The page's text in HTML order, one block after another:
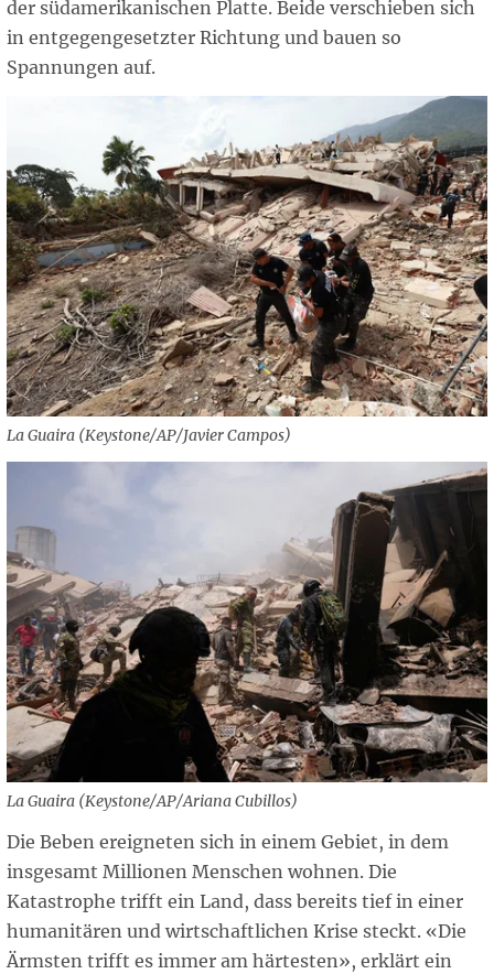
der südamerikanischen Platte. Beide verschieben sich
in entgegengesetzter Richtung und bauen so
Spannungen auf.
La Guaira (Keystone/AP/Javier Campos)
La Guaira (Keystone/AP/Ariana Cubillos)
Die Beben ereigneten sich in einem Gebiet, in dem
insgesamt Millionen Menschen wohnen. Die
Katastrophe trifft ein Land, dass bereits tief in einer
humanitären und wirtschaftlichen Krise steckt. «Die
Ärmsten trifft es immer am härtesten», erklärt ein